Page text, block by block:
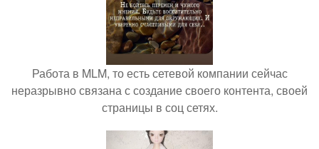
Работа в MLM, то есть сетевой компании сейчас
неразрывно связана с создание своего контента, своей
страницы в соц сетях.